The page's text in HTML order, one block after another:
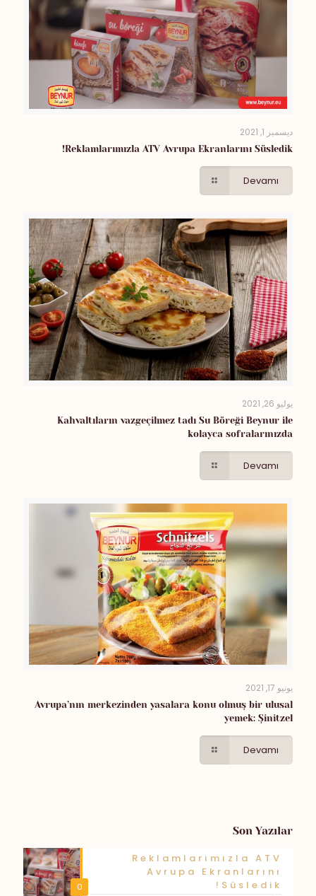
ديسمبر 1, 2021
Reklamlarımızla ATV Avrupa Ekranlarını Süsledik!
Devamı
يوليو 26, 2021
Kahvaltıların vazgeçilmez tadı Su Böreği Beynur ile
kolayca sofralarınızda
Devamı
يونيو 17, 2021
Avrupa’nın merkezinden yasalara konu olmuş bir ulusal
yemek: Şinitzel
Devamı
Son Yazılar
0
Reklamlarımızla ATV
Avrupa Ekranlarını
Süsledik!